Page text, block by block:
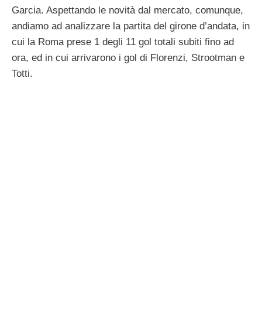
Garcia. Aspettando le novità dal mercato, comunque,
andiamo ad analizzare la partita del girone d’andata, in
cui la Roma prese 1 degli 11 gol totali subiti fino ad
ora, ed in cui arrivarono i gol di Florenzi, Strootman e
Totti.